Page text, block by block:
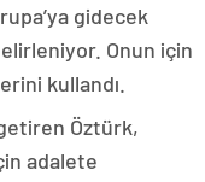
gidecek
Onun için
kullandı.
Öztürk,
adalete